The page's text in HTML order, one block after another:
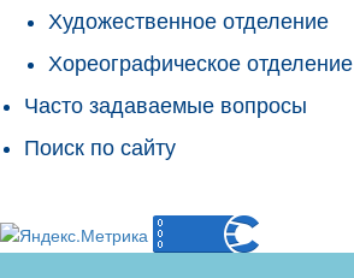
Художественное отделение
Хореографическое отделение
Часто задаваемые вопросы
Поиск по сайту